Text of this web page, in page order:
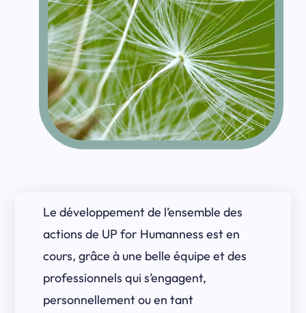
Le développement de l’ensemble des
actions de UP for Humanness est en
cours, grâce à une belle équipe et des
professionnels qui s’engagent,
personnellement ou en tant